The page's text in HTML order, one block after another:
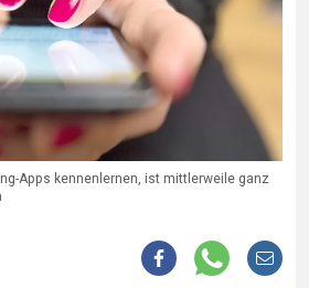
Apps kennenlernen, ist mittlerweile ganz